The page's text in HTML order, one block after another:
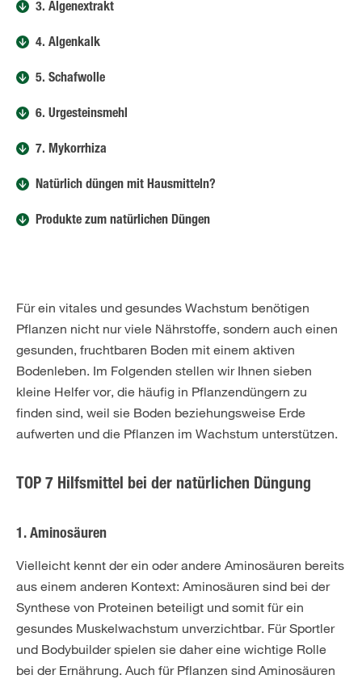
3. Algenextrakt
4. Algenkalk
5. Schafwolle
6. Urgesteinsmehl
7. Mykorrhiza
Natürlich düngen mit Hausmitteln?
Produkte zum natürlichen Düngen
Für ein vitales und gesundes Wachstum benötigen
Pflanzen nicht nur viele Nährstoffe, sondern auch einen
gesunden, fruchtbaren Boden mit einem aktiven
Bodenleben. Im Folgenden stellen wir Ihnen sieben
kleine Helfer vor, die häufig in Pflanzendüngern zu
finden sind, weil sie Boden beziehungsweise Erde
aufwerten und die Pflanzen im Wachstum unterstützen.
TOP 7 Hilfsmittel bei der natürlichen Düngung
1. Aminosäuren
Vielleicht kennt der ein oder andere Aminosäuren bereits
aus einem anderen Kontext: Aminosäuren sind bei der
Synthese von Proteinen beteiligt und somit für ein
gesundes Muskelwachstum unverzichtbar. Für Sportler
und Bodybuilder spielen sie daher eine wichtige Rolle
bei der Ernährung. Auch für Pflanzen sind Aminosäuren